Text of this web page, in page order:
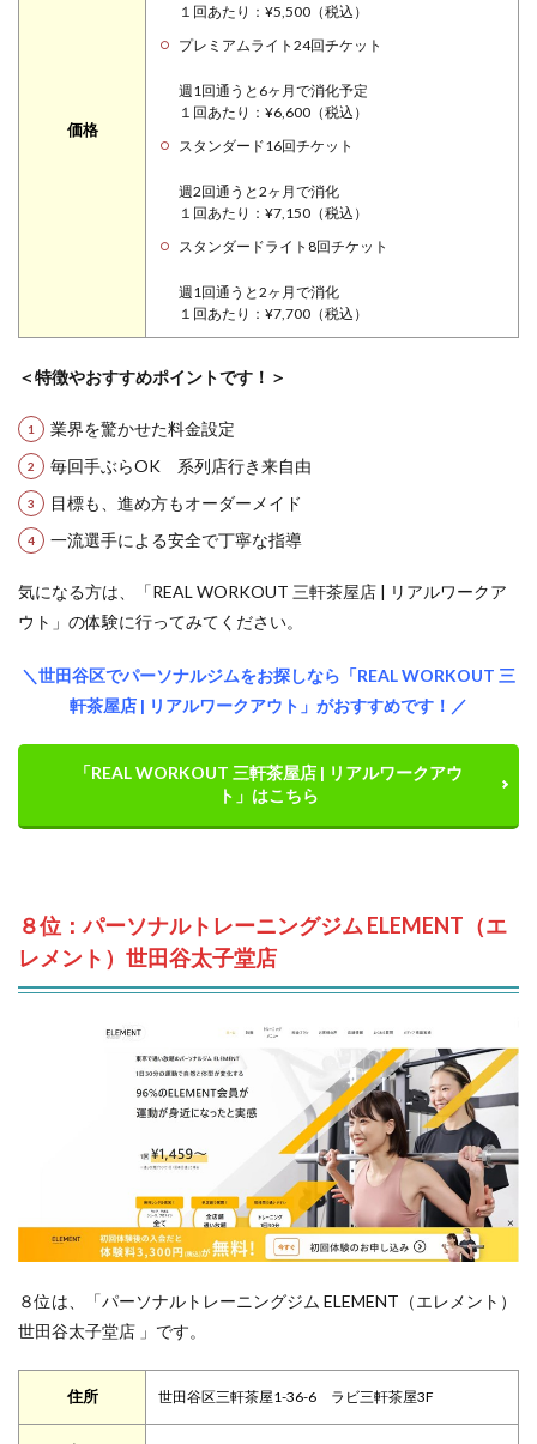
価格
１回あたり：¥5,500（税込）
プレミアムライト24回チケット
週1回通うと6ヶ月で消化予定
１回あたり：¥6,600（税込）
スタンダード16回チケット
週2回通うと2ヶ月で消化
１回あたり：¥7,150（税込）
スタンダードライト8回チケット
週1回通うと2ヶ月で消化
１回あたり：¥7,700（税込）
＜特徴やおすすめポイントです！＞
業界を驚かせた料金設定
毎回手ぶらOK 系列店行き来自由
目標も、進め方もオーダーメイド
一流選手による安全で丁寧な指導
気になる方は、「REAL WORKOUT 三軒茶屋店 | リアルワークア
ウト」の体験に行ってみてください。
＼世田谷区でパーソナルジムをお探しなら「REAL WORKOUT 三
軒茶屋店 | リアルワークアウト」がおすすめです！／
「REAL WORKOUT 三軒茶屋店 | リアルワークアウ
ト」はこちら
８位：パーソナルトレーニングジム ELEMENT（エ
レメント）世田谷太子堂店
８位は、「パーソナルトレーニングジム ELEMENT（エレメント）
世田谷太子堂店 」です。
住所 世田谷区三軒茶屋1-36-6 ラビ三軒茶屋3F